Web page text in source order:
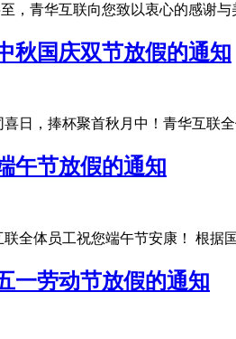
，青华互联向您致以衷心的感谢
秋国庆双节放假的通知
日，捧杯聚首秋月中！青华互联
午节放假的通知
全体员工祝您端午节安康！ 根据
一劳动节放假的通知